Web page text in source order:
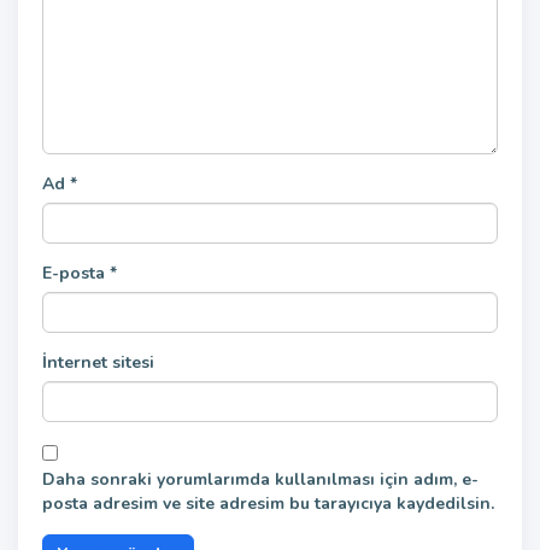
Ad *
E-posta *
İnternet sitesi
Daha sonraki yorumlarımda kullanılması için adım, e-
posta adresim ve site adresim bu tarayıcıya kaydedilsin.